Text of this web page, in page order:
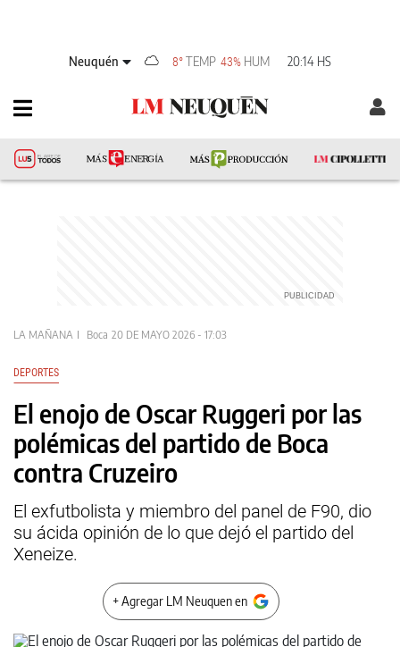
Neuquén 8°TEMP 43% HUM 20:14 HS
LA MAÑANA Boca 20 DE MAYO 2026 - 17:03
DEPORTES
El enojo de Oscar Ruggeri por las
polémicas del partido de Boca
contra Cruzeiro
El exfutbolista y miembro del panel de F90, dio
su ácida opinión de lo que dejó el partido del
Xeneize.
+ Agregar LM Neuquen en